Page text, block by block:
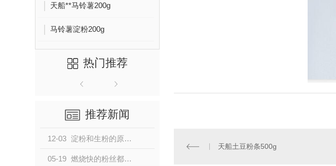
天船**马铃薯200g
马铃薯淀粉200g
热门推荐
推荐新闻
12-03 淀粉和生粉的原材料不同
05-19 燃烧快的粉丝都是用塑料做的吗
天船土豆粉条500g